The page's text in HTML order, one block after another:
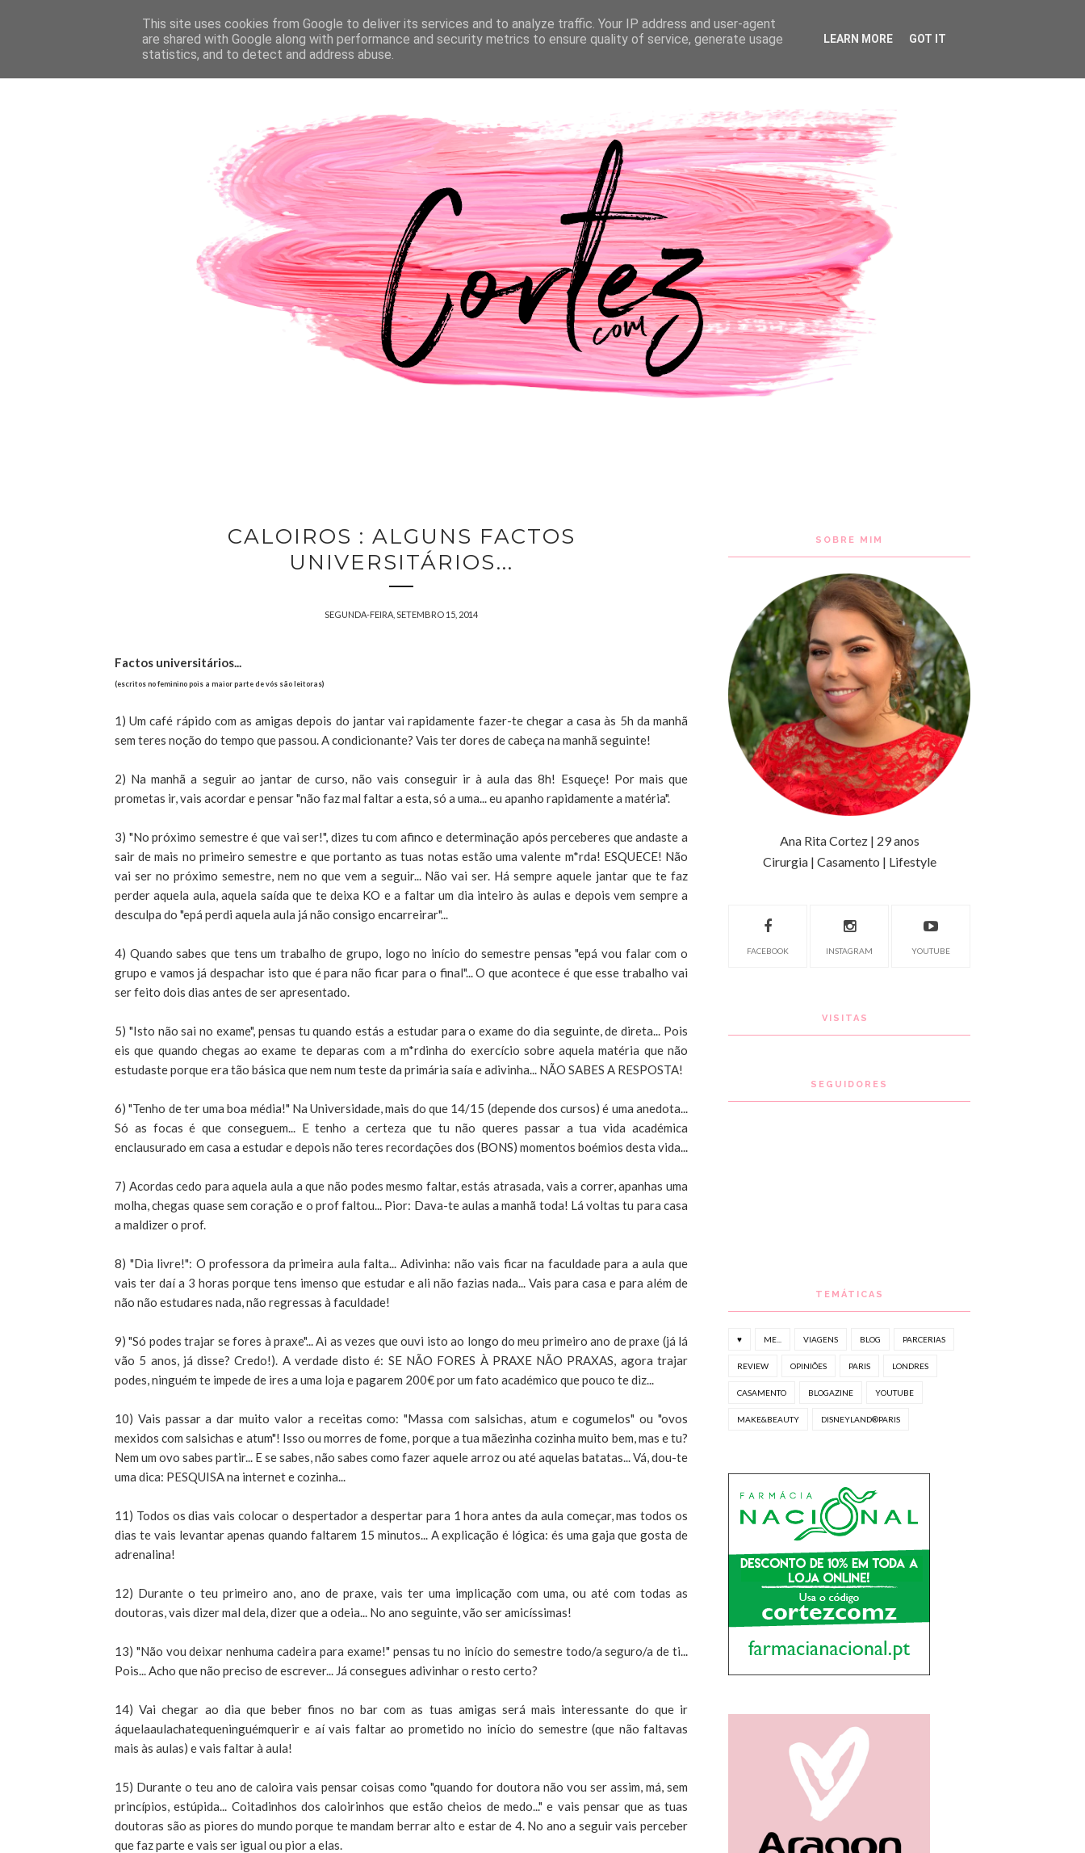
PÁGINA INICIAL SOBRE A AUTORA CONTACTOS PASSATEMPOS CASAMENTO
CALOIROS : ALGUNS FACTOS
UNIVERSITÁRIOS...
SEGUNDA-FEIRA, SETEMBRO 15, 2014
Factos universitários...
(escritos no feminino pois a maior parte de vós são leitoras)
1) Um café rápido com as amigas depois do jantar vai rapidamente fazer-te chegar a casa às 5h da manhã
sem teres noção do tempo que passou. A condicionante? Vais ter dores de cabeça na manhã seguinte!
2) Na manhã a seguir ao jantar de curso, não vais conseguir ir à aula das 8h! Esqueçe! Por mais que
prometas ir, vais acordar e pensar "não faz mal faltar a esta, só a uma... eu apanho rapidamente a matéria".
3) "No próximo semestre é que vai ser!", dizes tu com afinco e determinação após perceberes que andaste a
sair de mais no primeiro semestre e que portanto as tuas notas estão uma valente m*rda! ESQUECE! Não
vai ser no próximo semestre, nem no que vem a seguir... Não vai ser. Há sempre aquele jantar que te faz
perder aquela aula, aquela saída que te deixa KO e a faltar um dia inteiro às aulas e depois vem sempre a
desculpa do "epá perdi aquela aula já não consigo encarreirar"...
4) Quando sabes que tens um trabalho de grupo, logo no início do semestre pensas "epá vou falar com o
grupo e vamos já despachar isto que é para não ficar para o final"... O que acontece é que esse trabalho vai
ser feito dois dias antes de ser apresentado.
5) "Isto não sai no exame", pensas tu quando estás a estudar para o exame do dia seguinte, de direta... Pois
eis que quando chegas ao exame te deparas com a m*rdinha do exercício sobre aquela matéria que não
estudaste porque era tão básica que nem num teste da primária saía e adivinha... NÃO SABES A RESPOSTA!
6) "Tenho de ter uma boa média!" Na Universidade, mais do que 14/15 (depende dos cursos) é uma anedota...
Só as focas é que conseguem... E tenho a certeza que tu não queres passar a tua vida académica
enclausurado em casa a estudar e depois não teres recordações dos (BONS) momentos boémios desta vida...
7) Acordas cedo para aquela aula a que não podes mesmo faltar, estás atrasada, vais a correr, apanhas uma
molha, chegas quase sem coração e o prof faltou... Pior: Dava-te aulas a manhã toda! Lá voltas tu para casa
a maldizer o prof.
8) "Dia livre!": O professora da primeira aula falta... Adivinha: não vais ficar na faculdade para a aula que
vais ter daí a 3 horas porque tens imenso que estudar e ali não fazias nada... Vais para casa e para além de
não não estudares nada, não regressas à faculdade!
9) "Só podes trajar se fores à praxe"... Ai as vezes que ouvi isto ao longo do meu primeiro ano de praxe (já lá
vão 5 anos, já disse? Credo!). A verdade disto é: SE NÃO FORES À PRAXE NÃO PRAXAS, agora trajar
podes, ninguém te impede de ires a uma loja e pagarem 200€ por um fato académico que pouco te diz...
10) Vais passar a dar muito valor a receitas como: "Massa com salsichas, atum e cogumelos" ou "ovos
mexidos com salsichas e atum"! Isso ou morres de fome, porque a tua mãezinha cozinha muito bem, mas e tu?
Nem um ovo sabes partir... E se sabes, não sabes como fazer aquele arroz ou até aquelas batatas... Vá, dou-te
uma dica: PESQUISA na internet e cozinha...
11) Todos os dias vais colocar o despertador a despertar para 1 hora antes da aula começar, mas todos os
dias te vais levantar apenas quando faltarem 15 minutos... A explicação é lógica: és uma gaja que gosta de
adrenalina!
12) Durante o teu primeiro ano, ano de praxe, vais ter uma implicação com uma, ou até com todas as
doutoras, vais dizer mal dela, dizer que a odeia... No ano seguinte, vão ser amicíssimas!
13) "Não vou deixar nenhuma cadeira para exame!" pensas tu no início do semestre todo/a seguro/a de ti...
Pois... Acho que não preciso de escrever... Já consegues adivinhar o resto certo?
14) Vai chegar ao dia que beber finos no bar com as tuas amigas será mais interessante do que ir
áquelaaulachatequeninguémquerir e aí vais faltar ao prometido no início do semestre (que não faltavas
mais às aulas) e vais faltar à aula!
15) Durante o teu ano de caloira vais pensar coisas como "quando for doutora não vou ser assim, má, sem
princípios, estúpida... Coitadinhos dos caloirinhos que estão cheios de medo..." e vais pensar que as tuas
doutoras são as piores do mundo porque te mandam berrar alto e estar de 4. No ano a seguir vais perceber
que faz parte e vais ser igual ou pior a elas.
SOBRE MIM
Ana Rita Cortez | 29 anos
Cirurgia | Casamento | Lifestyle
FACEBOOK INSTAGRAM YOUTUBE
VISITAS
SEGUIDORES
TEMÁTICAS
♥ ME... VIAGENS BLOG PARCERIAS
REVIEW OPINIÕES PARIS LONDRES
CASAMENTO BLOGAZINE YOUTUBE
MAKE&BEAUTY DISNEYLAND®PARIS
This site uses cookies from Google to deliver its services and to analyze traffic. Your IP address and user-agent
are shared with Google along with performance and security metrics to ensure quality of service, generate usage
statistics, and to detect and address abuse.
LEARN MORE GOT IT